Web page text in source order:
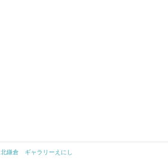
北鎌倉 ギャラリーえにし